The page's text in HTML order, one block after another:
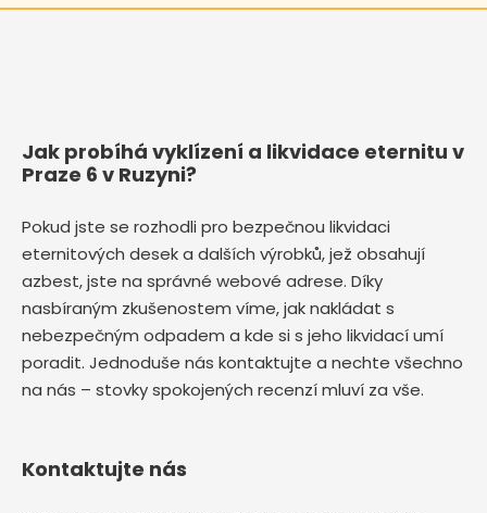
Jak probíhá vyklízení a likvidace eternitu v
Praze 6 v Ruzyni?
Pokud jste se rozhodli pro bezpečnou likvidaci
eternitových desek a dalších výrobků, jež obsahují
azbest, jste na správné webové adrese. Díky
nasbíraným zkušenostem víme, jak nakládat s
nebezpečným odpadem a kde si s jeho likvidací umí
poradit. Jednoduše nás kontaktujte a nechte všechno
na nás – stovky spokojených recenzí mluví za vše.
Kontaktujte nás